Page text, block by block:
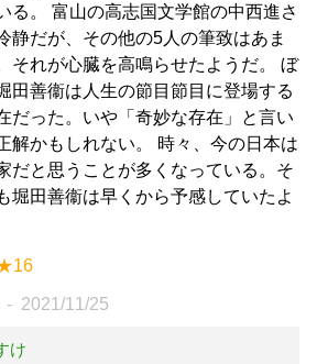
る。 富山の高志国文学館の中西進さ
静だが、その他の5人の筆致はあま
それが心臓を高鳴らせたようだ。 ぼ
田善衞は人生の節目節目に登場する
だった。いや「奇妙な存在」と言い
解かもしれない。 時々、今の日本は
だと思うことが多くなっている。そ
堀田善衞は早くから予感していたよ
2021/11/25
け